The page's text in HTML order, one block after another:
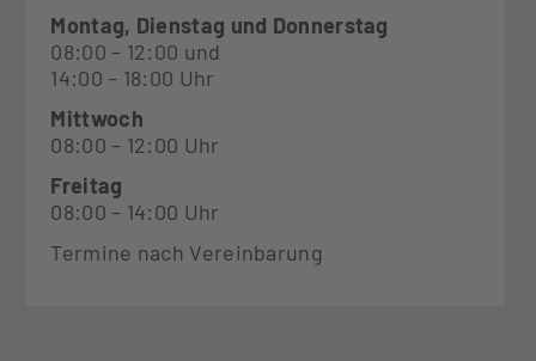
Montag, Dienstag und Donnerstag
08:00 – 12:00 und
14:00 – 18:00 Uhr
Mittwoch
08:00 – 12:00 Uhr
Freitag
08:00 – 14:00 Uhr
Termine nach Vereinbarung